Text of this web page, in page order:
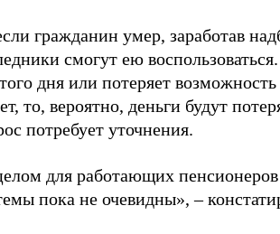
гражданин умер, заработав
смогут ею
дня или потеряет
то, вероятно, деньги будут
потребует уточнения.
для работающих
пока не очевидны», –